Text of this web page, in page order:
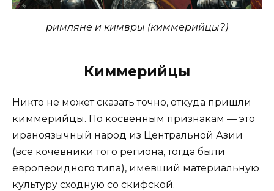
римляне и кимвры (киммерийцы?)
Киммерийцы
Никто не может сказать точно, откуда пришли
киммерийцы. По косвенным признакам — это
ираноязычный народ из Центральной Азии
(все кочевники того региона, тогда были
европеоидного типа), имевший материальную
культуру сходную со скифской.